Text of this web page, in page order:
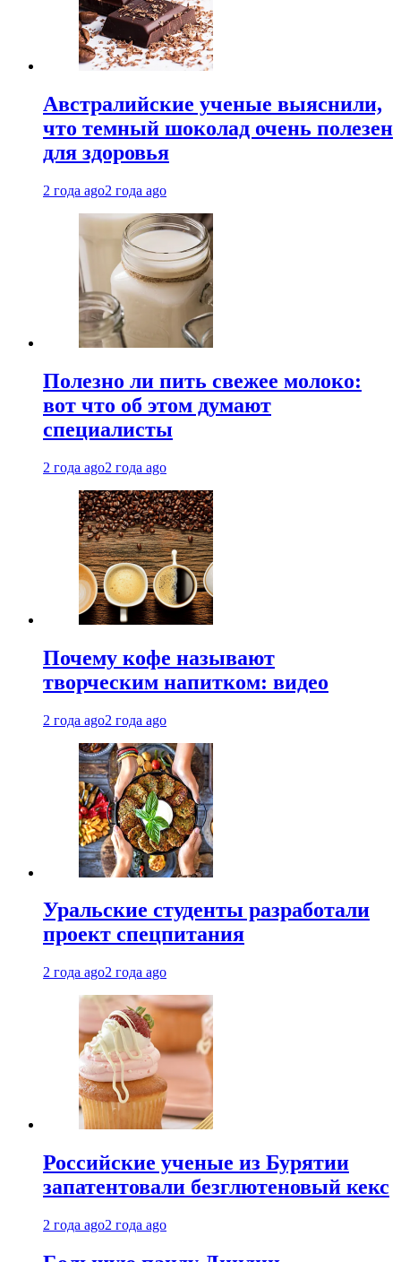
Австралийские ученые выяснили,
что темный шоколад очень полезен
для здоровья
2 года ago2 года ago
Полезно ли пить свежее молоко:
вот что об этом думают
специалисты
2 года ago2 года ago
Почему кофе называют
творческим напитком: видео
2 года ago2 года ago
Уральские студенты разработали
проект спецпитания
2 года ago2 года ago
Российские ученые из Бурятии
запатентовали безглютеновый кекс
2 года ago2 года ago